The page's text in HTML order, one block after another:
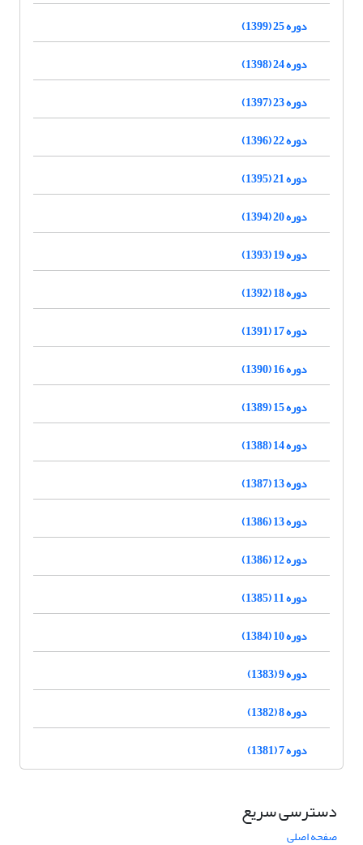
دوره 25 (1399)
دوره 24 (1398)
دوره 23 (1397)
دوره 22 (1396)
دوره 21 (1395)
دوره 20 (1394)
دوره 19 (1393)
دوره 18 (1392)
دوره 17 (1391)
دوره 16 (1390)
دوره 15 (1389)
دوره 14 (1388)
دوره 13 (1387)
دوره 13 (1386)
دوره 12 (1386)
دوره 11 (1385)
دوره 10 (1384)
دوره 9 (1383)
دوره 8 (1382)
دوره 7 (1381)
دسترسی سریع
صفحه اصلی